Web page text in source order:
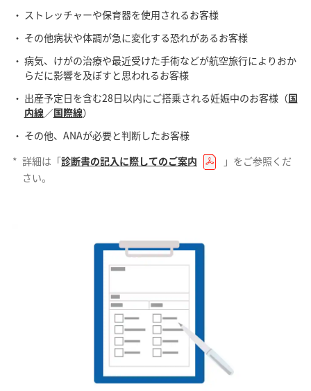
ストレッチャーや保育器を使用されるお客様
その他病状や体調が急に変化する恐れがあるお客様
病気、けがの治療や最近受けた手術などが航空旅行によりおか
らだに影響を及ぼすと思われるお客様
出産予定日を含む28日以内にご搭乗される妊娠中のお客様（国
内線／国際線）
その他、ANAが必要と判断したお客様
* 詳細は「診断書の記入に際してのご案内
」をご参照くだ
さい。